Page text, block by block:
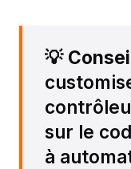
💡
sur le
à